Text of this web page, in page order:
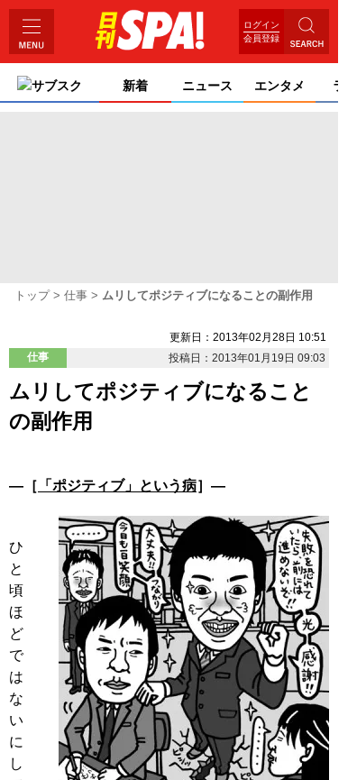
ログイン
会員登録
サブスク 新着 ニュース エンタメ ライ
トップ 仕事 ムリしてポジティブになることの副作用
更新日：2013年02月28日 10:51
仕事
投稿日：2013年01月19日 09:03
ムリしてポジティブになること
の副作用
―［ 「ポジティブ」という病］―
ひ
と
頃
ほ
ど
で
は
な
い
に
し